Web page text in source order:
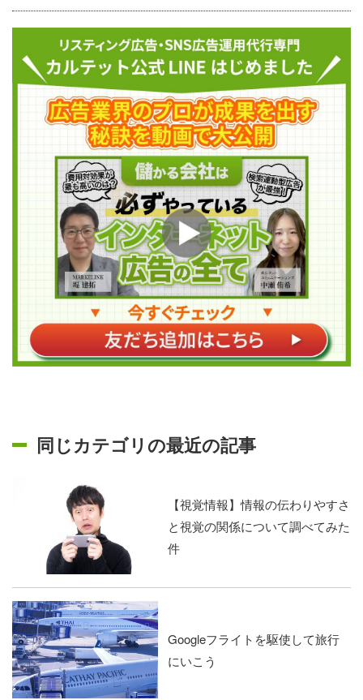
同じカテゴリの最近の記事
【視覚情報】情報の伝わりやすさ
と視覚の関係について調べてみた
件
Googleフライトを駆使して旅行
にいこう